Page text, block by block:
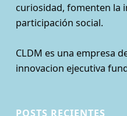
curiosidad, fomenten la
participación social.
CLDM es una empresa
innovacion ejecutiva
POSTS RECIENTES